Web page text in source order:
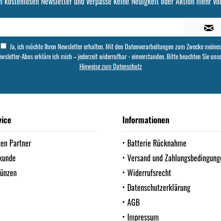
Ja, ich möchte Ihren Newsletter erhalten. Mit den Datenverarbeitungen zum Zwecke meines
Abos erkläre ich mich – jederzeit widerrufbar - einverstanden. Bitte beachten Sie
Hinweise zum Datenschutz
Partner
Informationen
Batterie Rücknahme
Versand und
Widerrufsrecht
Datenschutzerklärung
AGB
Impressum